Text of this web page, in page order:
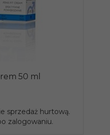
50 ml
sprzedaż hurtową.
zalogowaniu.